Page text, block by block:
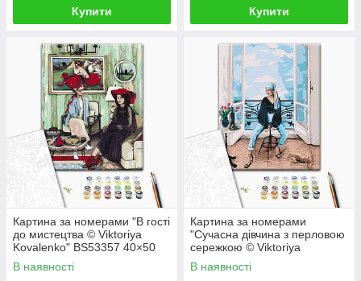
Купити Купити
Картина за номерами "В гості
до мистецтва © Viktoriya
Kovalenko" BS53357 40×50
см
В наявності
Картина за номерами
"Сучасна дівчина з перловою
сережкою © Viktoriya
Kovalenko" BS52762 40×50
см
В наявності